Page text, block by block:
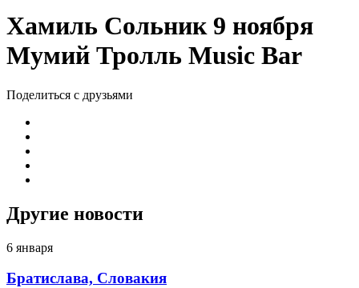
Хамиль Сольник 9 ноября
Мумий Тролль Music Bar
Поделиться с друзьями
Другие новости
6 января
Братислава, Словакия